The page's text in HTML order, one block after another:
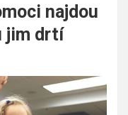
najdou
jim drtí